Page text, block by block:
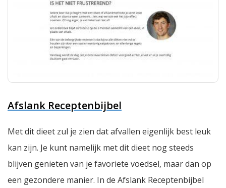
Afslank Receptenbijbel
Met dit dieet zul je zien dat afvallen eigenlijk best leuk
kan zijn. Je kunt namelijk met dit dieet nog steeds
blijven genieten van je favoriete voedsel, maar dan op
een gezondere manier. In de Afslank Receptenbijbel